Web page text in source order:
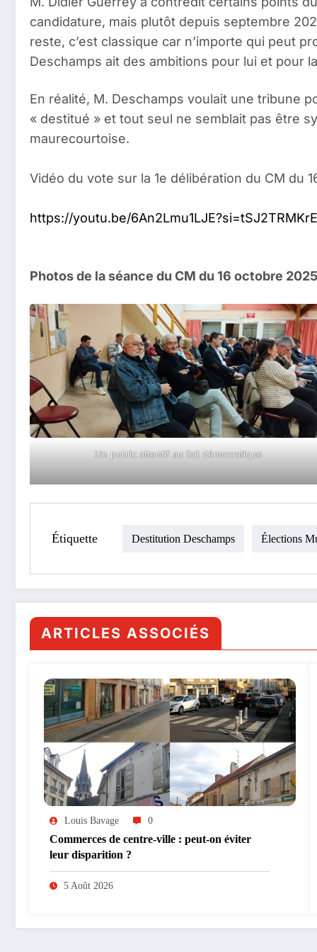
candidature, mais plutôt depuis septembre
reste, c’est classique car n’importe qui peut
Deschamps ait des ambitions pour lui et pour
En réalité, M. Deschamps voulait une tribune
« destitué » et tout seul ne semblait pas être
maurecourtoise.
Vidéo du vote sur la 1e délibération du CM du
https://youtu.be/
Photos de la séance du CM du 16 octobre 2025
Un public attentif au fait démocratique
Étiquette Destitution Deschamps Élections
ARTICLES ASSOCIÉS
Louis Bavage 0
Commerces de centre-ville : peut-on éviter
leur disparition ?
5 Août 2026